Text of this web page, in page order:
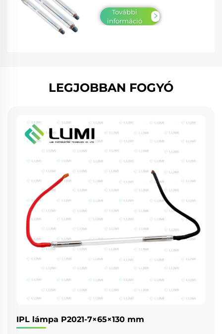
További
információ
LEGJOBBAN FOGYÓ
IPL lámpa P2021-7×65×130 mm